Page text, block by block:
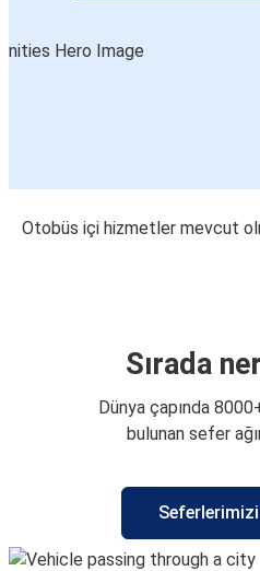
Otobüs içi hizmetler mevcut
Sırada
Dünya çapında
bulunan sefer